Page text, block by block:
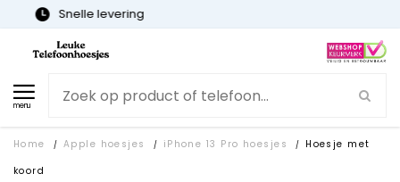
menu
Home / Apple hoesjes / iPhone 13 Pro hoesjes /
Hoesje met
koord